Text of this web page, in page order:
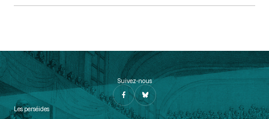
Suivez-nous
Les perséides